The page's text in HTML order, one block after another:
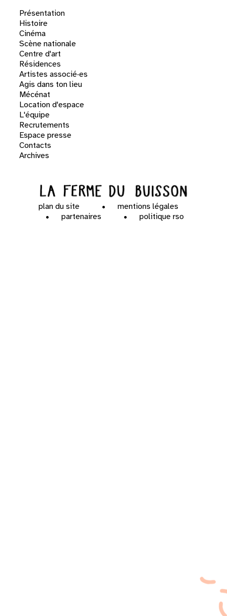
Présentation
Histoire
Cinéma
Scène nationale
Centre d'art
Résidences
Artistes associé·es
Agis dans ton lieu
Mécénat
Location d'espace
L'équipe
Recrutements
Espace presse
Contacts
Archives
plan du site
mentions légales
partenaires
politique rso